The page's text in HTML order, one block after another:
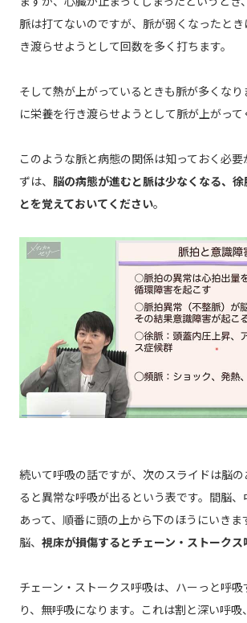
脈は打てないのですが、脈が弱くなったと
き渡らせようとして回数を多く打ちます。
そして熱が上がっているときも脈が多くな
に栄養を行き渡らせようとして脈が上がって
このような脈と病態の関係は知っておく必
ずは、 脳の病態が進むと脈は少なくなる、
とを覚えておいてください。
続いて呼吸の話ですが、次のスライドは脳
ると異常な呼吸が出るという表です。間脳、
あって、順番に頭の上から下のほうにいき
脳、 視床が損傷するとチェーン・ストークス
チェーン・ストークス呼吸は、ハーっと呼吸
り、無呼吸になります。これは割と深い呼